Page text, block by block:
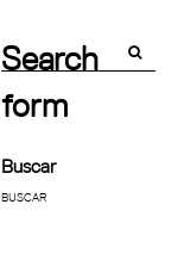
Search
form
Buscar